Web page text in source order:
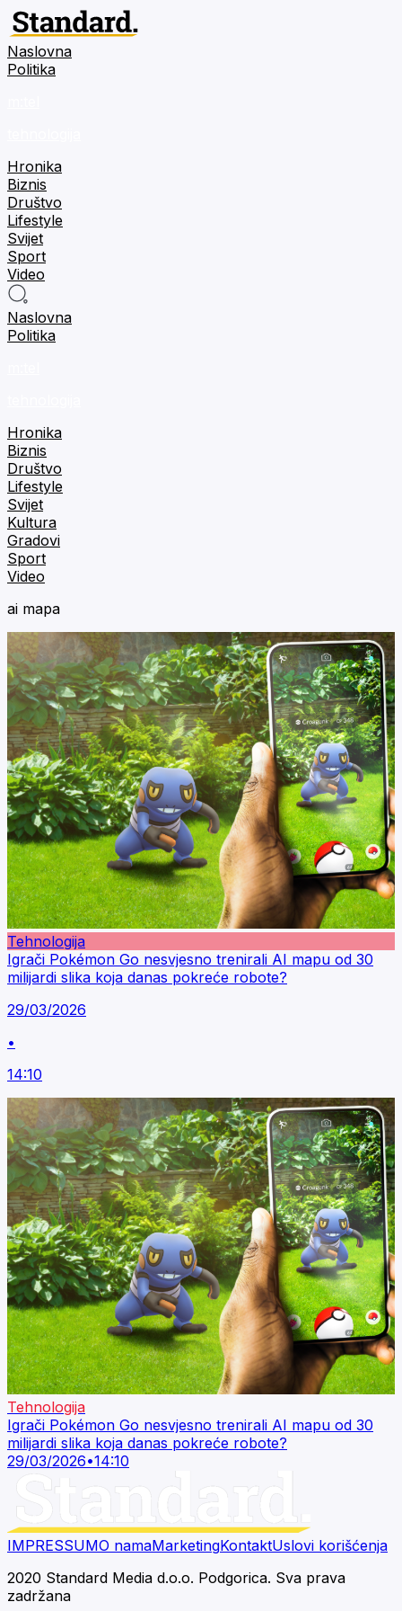
Naslovna
Politika
Hronika
Biznis
Društvo
Lifestyle
Svijet
Sport
Video
Naslovna
Politika
Hronika
Biznis
Društvo
Lifestyle
Svijet
Kultura
Gradovi
Sport
Video
ai mapa
Tehnologija
Igrači Pokémon Go nesvjesno trenirali AI mapu od 30
milijardi slika koja danas pokreće robote?
29/03/2026
•
14:10
Tehnologija
Igrači Pokémon Go nesvjesno trenirali AI mapu od 30
milijardi slika koja danas pokreće robote?
29/03/2026•14:10
IMPRESSUMO namaMarketingKontaktUslovi korišćenja
2020 Standard Media d.o.o. Podgorica. Sva prava
zadržana